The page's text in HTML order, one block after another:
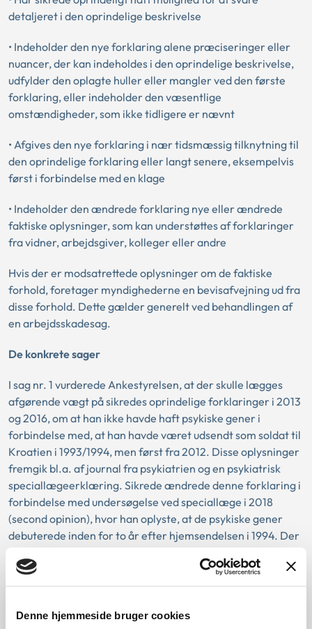
Denne hjemmeside bruger cookies
detaljeret i den oprindelige beskrivelse
• Indeholder den nye forklaring alene præciseringer eller
nuancer, der kan indeholdes i den oprindelige beskrivelse,
udfylder den oplagte huller eller mangler ved den første
forklaring, eller indeholder den væsentlige
omstændigheder, som ikke tidligere er nævnt
• Afgives den nye forklaring i nær tidsmæssig tilknytning til
den oprindelige forklaring eller langt senere, eksempelvis
først i forbindelse med en klage
• Indeholder den ændrede forklaring nye eller ændrede
faktiske oplysninger, som kan understøttes af forklaringer
fra vidner, arbejdsgiver, kolleger eller andre
Hvis der er modsatrettede oplysninger om de faktiske
forhold, foretager myndighederne en bevisafvejning ud fra
disse forhold. Dette gælder generelt ved behandlingen af
en arbejdsskadesag.
De konkrete sager
I sag nr. 1 vurderede Ankestyrelsen, at der skulle lægges
afgørende vægt på sikredes oprindelige forklaringer i 2013
og 2016, om at han ikke havde haft psykiske gener i
forbindelse med, at han havde været udsendt som soldat til
Kroatien i 1993/1994, men først fra 2012. Disse oplysninger
fremgik bl.a. af journal fra psykiatrien og en psykiatrisk
speciallægeerklæring. Sikrede ændrede denne forklaring i
forbindelse med undersøgelse ved speciallæge i 2018
(second opinion), hvor han oplyste, at de psykiske gener
debuterede inden for to år efter hjemsendelsen i 1994. Der
op om denne forklaring. Ankestyrelsen vurderede, at der
var tale om en ændret forklaring om debut og
forklaringer og derfor ikke kunne indeholdes i de tidligere